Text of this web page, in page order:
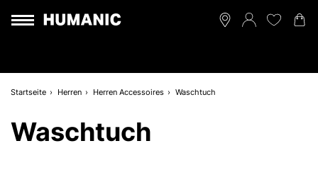
Startseite Herren Herren Accessoires Waschtuch
Waschtuch